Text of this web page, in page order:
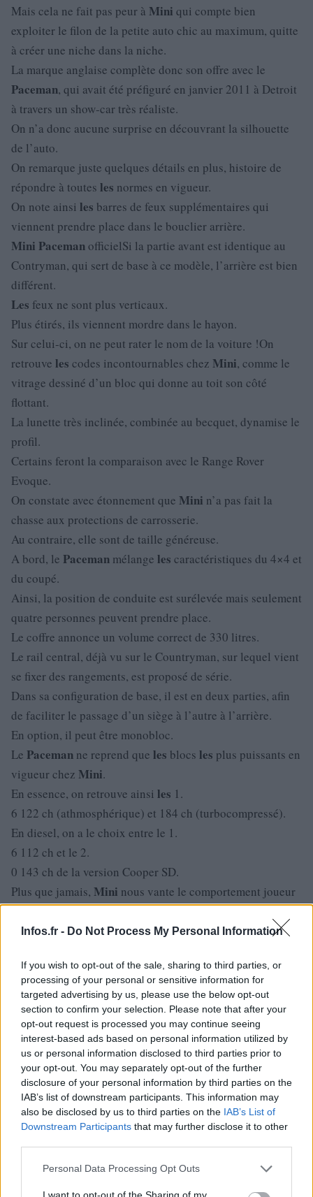
Infos.fr - Do Not Process My Personal Information
If you wish to opt-out of the sale, sharing to third parties, or
processing of your personal or sensitive information for
targeted advertising by us, please use the below opt-out
section to confirm your selection. Please note that after your
opt-out request is processed you may continue seeing
interest-based ads based on personal information utilized by
us or personal information disclosed to third parties prior to
your opt-out. You may separately opt-out of the further
disclosure of your personal information by third parties on the
IAB’s list of downstream participants. This information may
also be disclosed by us to third parties on the IAB’s List of
Downstream Participants that may further disclose it to other
Please note that this website/app uses one or more Google
not limited to your visit or usage behaviour. You may click to
Personal Data Processing Opt Outs
I want to opt-out of the Sharing of my
Mais cela ne fait pas peur à Mini qui compte bien
exploiter le filon de la petite auto chic au maximum, quitte
à créer une niche dans la niche.
La marque anglaise complète donc son offre avec le
Paceman, qui avait été préfiguré en janvier 2011 à Detroit
à travers un show-car très réaliste.
On n’a donc aucune surprise en découvrant la silhouette
de l’auto.
On remarque juste quelques détails en plus, histoire de
répondre à toutes les normes en vigueur.
On note ainsi les barres de feux supplémentaires qui
viennent prendre place dans le bouclier arrière.
Mini Paceman officielSi la partie avant est identique au
Contryman, qui sert de base à ce modèle, l’arrière est bien
différent.
Les feux ne sont plus verticaux.
Plus étirés, ils viennent mordre dans le hayon.
Sur celui-ci, on ne peut rater le nom de la voiture !On
retrouve les codes incontournables chez Mini, comme le
vitrage dessiné d’un bloc qui donne au toit son côté
flottant.
La lunette très inclinée, combinée au becquet, dynamise le
profil.
Certains feront la comparaison avec le Range Rover
Evoque.
On constate avec étonnement que Mini n’a pas fait la
chasse aux protections de carrosserie.
Au contraire, elle sont de taille généreuse.
A bord, le Paceman mélange les caractéristiques du 4×4 et
du coupé.
Ainsi, la position de conduite est surélevée mais seulement
quatre personnes peuvent prendre place.
Le coffre annonce un volume correct de 330 litres.
Le rail central, déjà vu sur le Countryman, sur lequel vient
se fixer des rangements, est proposé de série.
Dans sa configuration de base, il est en deux parties, afin
de faciliter le passage d’un siège à l’autre à l’arrière.
En option, il peut être monobloc.
Le Paceman ne reprend que les blocs les plus puissants en
vigueur chez Mini.
En essence, on retrouve ainsi les 1.
6 122 ch (athmosphérique) et 184 ch (turbocompressé).
En diesel, on a le choix entre le 1.
6 112 ch et le 2.
0 143 ch de la version Cooper SD.
Plus que jamais, Mini nous vante le comportement joueur
de ses modèles, aveclesfameuses sensations proches du
karting.
légèrement surbaissé.
En option, on peut opter pour la transmission intégrale
ALL4 (sauf avec le petit diesel).
Entièrement gérée par l’électronique, elle répartit en
continu le couple entrelesdeux essieux.
En conditions normales, jusqu’à 50 % du couple sont
envoyés sur l’arrière.
Cette part peut aller jusqu’à 100 % en conditions extrêmes.
La marque ne veut pas être trop pingre et propose de série
sur touslesmodèles la climatisation et la radio CD.
Mais rassurez-vous, la liste d’options est longue comme